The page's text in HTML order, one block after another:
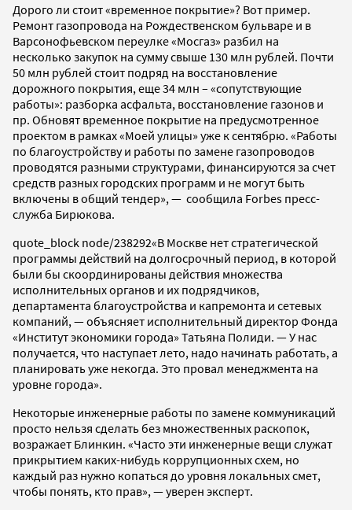
Дорого ли стоит «временное покрытие»? Вот пример.
Ремонт газопровода на Рождественском бульваре и в
Варсонофьевском переулке «Мосгаз» разбил на
несколько закупок на сумму свыше 130 млн рублей. Почти
50 млн рублей стоит подряд на восстановление
дорожного покрытия, еще 34 млн – «сопутствующие
работы»: разборка асфальта, восстановление газонов и
пр. Обновят временное покрытие на предусмотренное
проектом в рамках «Моей улицы» уже к сентябрю. «Работы
по благоустройству и работы по замене газопроводов
проводятся разными структурами, финансируются за счет
средств разных городских программ и не могут быть
включены в общий тендер», — сообщила Forbes пресс-
служба Бирюкова.
quote_block node/238292«В Москве нет стратегической
программы действий на долгосрочный период, в которой
были бы скоординированы действия множества
исполнительных органов и их подрядчиков,
департамента благоустройства и капремонта и сетевых
компаний, — объясняет исполнительный директор Фонда
«Институт экономики города» Татьяна Полиди. — У нас
получается, что наступает лето, надо начинать работать, а
планировать уже некогда. Это провал менеджмента на
уровне города».
Некоторые инженерные работы по замене коммуникаций
просто нельзя сделать без множественных раскопок,
возражает Блинкин. «Часто эти инженерные вещи служат
прикрытием каких-нибудь коррупционных схем, но
каждый раз нужно копаться до уровня локальных смет,
чтобы понять, кто прав», — уверен эксперт.